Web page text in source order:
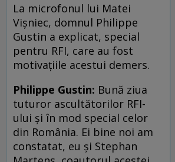
La microfonul lui Matei
Vişniec, domnul Philippe
Gustin a explicat, special
pentru RFI, care au fost
motivaţiile acestui demers.
Philippe Gustin: Bună ziua
tuturor ascultătorilor RFI-
ului şi în mod special celor
din România. Ei bine noi am
constatat, eu şi Stephan